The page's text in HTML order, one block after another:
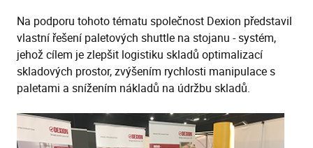
Na podporu tohoto tématu společnost Dexion představil
vlastní řešení paletových shuttle na stojanu - systém,
jehož cílem je zlepšit logistiku skladů optimalizací
skladových prostor, zvýšením rychlosti manipulace s
paletami a snížením nákladů na údržbu skladů.